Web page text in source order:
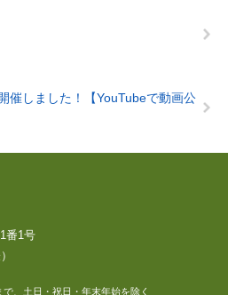
催しました！【YouTubeで動画公
番1号
、土日・祝日・年末年始を除く